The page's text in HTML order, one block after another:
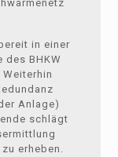
in einer
BHKW
Anlage)
schlägt
erheben.